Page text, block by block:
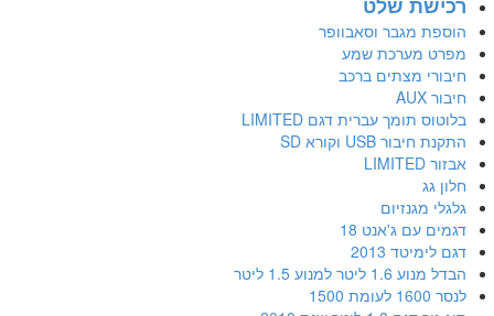
הוספת מגבר וסאבוופר
מפרט מערכת שמע
חיבורי מצתים ברכב
חיבור AUX
בלוטוס תומך עברית דגם LIMITED
התקנת חיבור USB וקורא SD
אבזור LIMITED
חלון גג
גלגלי מגנזיום
דגמים עם ג'אנט 18
דגם לימיטד 2013
הבדל מנוע 1.6 ליטר למנוע 1.5 ליטר
לנסר 1600 לעומת 1500